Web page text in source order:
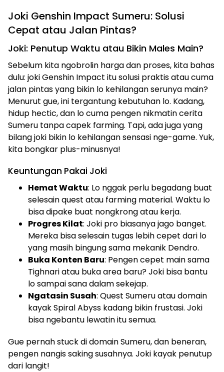
Joki Genshin Impact Sumeru: Solusi
Cepat atau Jalan Pintas?
Joki: Penutup Waktu atau Bikin Males Main?
Sebelum kita ngobrolin harga dan proses, kita bahas
dulu: joki Genshin Impact itu solusi praktis atau cuma
jalan pintas yang bikin lo kehilangan serunya main?
Menurut gue, ini tergantung kebutuhan lo. Kadang,
hidup hectic, dan lo cuma pengen nikmatin cerita
Sumeru tanpa capek farming. Tapi, ada juga yang
bilang joki bikin lo kehilangan sensasi nge-game. Yuk,
kita bongkar plus-minusnya!
Keuntungan Pakai Joki
Hemat Waktu: Lo nggak perlu begadang buat
selesain quest atau farming material. Waktu lo
bisa dipake buat nongkrong atau kerja.
Progres Kilat: Joki pro biasanya jago banget.
Mereka bisa selesain tugas lebih cepet dari lo
yang masih bingung sama mekanik Dendro.
Buka Konten Baru: Pengen cepet main sama
Tighnari atau buka area baru? Joki bisa bantu
lo sampai sana dalam sekejap.
Ngatasin Susah: Quest Sumeru atau domain
kayak Spiral Abyss kadang bikin frustasi. Joki
bisa ngebantu lewatin itu semua.
Gue pernah stuck di domain Sumeru, dan beneran,
pengen nangis saking susahnya. Joki kayak penutup
dari langit!